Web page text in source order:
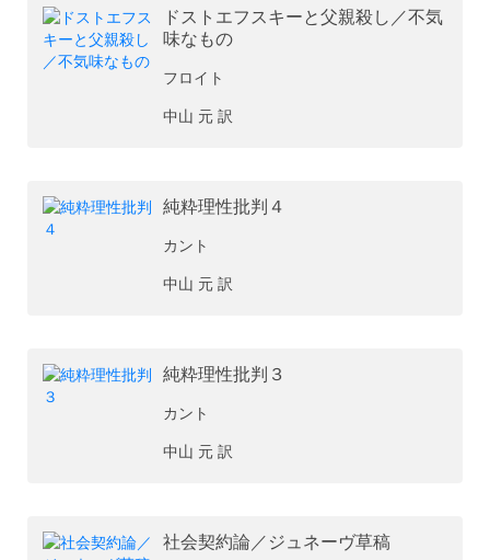
ドストエフスキーと父親殺し／不気
味なもの
フロイト
中山 元 訳
純粋理性批判４
カント
中山 元 訳
純粋理性批判３
カント
中山 元 訳
社会契約論／ジュネーヴ草稿